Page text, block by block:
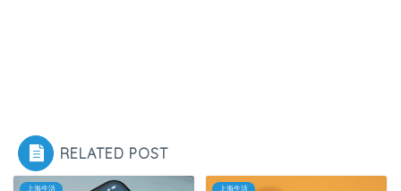
RELATED POST
上海生活 上海生活